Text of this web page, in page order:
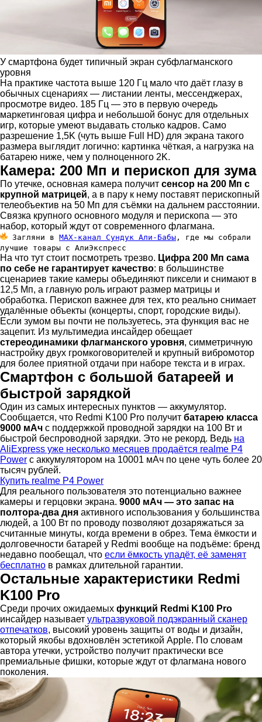
У смартфона будет типичный экран субфлагманского
уровня
На практике частота выше 120 Гц мало что даёт глазу в
обычных сценариях — листании ленты, мессенджерах,
просмотре видео. 185 Гц — это в первую очередь
маркетинговая цифра и небольшой бонус для отдельных
игр, которые умеют выдавать столько кадров. Само
разрешение 1,5K (чуть выше Full HD) для экрана такого
размера выглядит логично: картинка чёткая, а нагрузка на
батарею ниже, чем у полноценного 2K.
Камера: 200 Мп и перископ для зума
По утечке, основная камера получит сенсор на 200 Мп с
крупной матрицей, а в пару к нему поставят перископный
телеобъектив на 50 Мп для съёмки на дальнем расстоянии.
Связка крупного основного модуля и перископа — это
набор, который ждут от современного флагмана.
Загляни в MAX-канал Сундук Али-Бабы , где мы собрали
лучшие товары с АлиЭкспресс
На что тут стоит посмотреть трезво. Цифра 200 Мп сама
по себе не гарантирует качество: в большинстве
сценариев такие камеры объединяют пиксели и снимают в
12,5 Мп, а главную роль играют размер матрицы и
обработка. Перископ важнее для тех, кто реально снимает
удалённые объекты (концерты, спорт, городские виды).
Если зумом вы почти не пользуетесь, эта функция вас не
зацепит. Из мультимедиа инсайдер обещает
стереодинамики флагманского уровня, симметричную
настройку двух громкоговорителей и крупный вибромотор
для более приятной отдачи при наборе текста и в играх.
Смартфон с большой батареей и
быстрой зарядкой
Один из самых интересных пунктов — аккумулятор.
Сообщается, что Redmi K100 Pro получит батарею класса
9000 мАч с поддержкой проводной зарядки на 100 Вт и
быстрой беспроводной зарядки. Это не рекорд. Ведь на
AliExpress уже несколько месяцев продаётся realme P4
Power с аккумулятором на 10001 мАч по цене чуть более 20
тысяч рублей.
Купить realme P4 Power
Для реального пользователя это потенциально важнее
камеры и герцовки экрана. 9000 мАч — это запас на
полтора-два дня активного использования у большинства
людей, а 100 Вт по проводу позволяют дозаряжаться за
считанные минуты, когда времени в обрез. Тема ёмкости и
долговечности батарей у Redmi вообще на подъёме: бренд
недавно пообещал, что если ёмкость упадёт, её заменят
бесплатно в рамках длительной гарантии.
Остальные характеристики Redmi
K100 Pro
Среди прочих ожидаемых функций Redmi K100 Pro
инсайдер называет ультразвуковой подэкранный сканер
отпечатков, высокий уровень защиты от воды и дизайн,
который якобы вдохновлён эстетикой Apple. По словам
автора утечки, устройство получит практически все
премиальные фишки, которые ждут от флагмана нового
поколения.